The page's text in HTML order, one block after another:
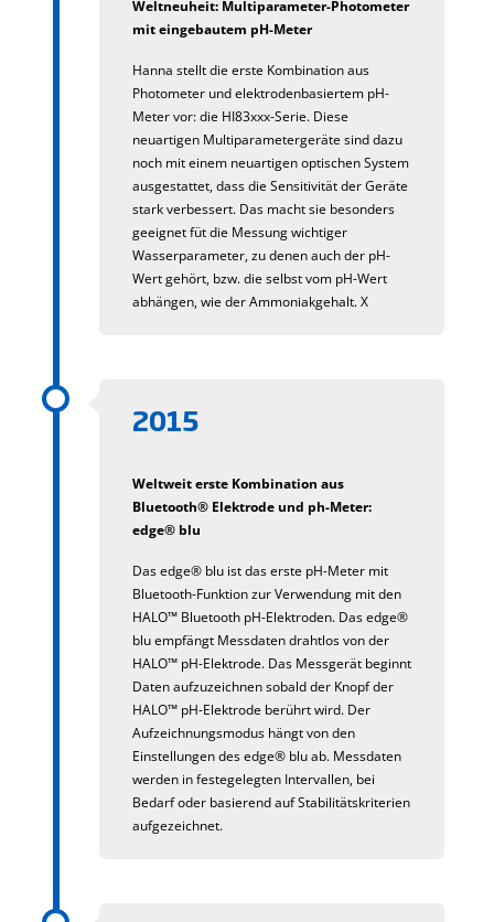
Weltneuheit: Multiparameter-Photometer
mit eingebautem pH-Meter
Hanna stellt die erste Kombination aus
Photometer und elektrodenbasiertem pH-
Meter vor: die HI83xxx-Serie. Diese
neuartigen Multiparametergeräte sind dazu
noch mit einem neuartigen optischen System
ausgestattet, dass die Sensitivität der Geräte
stark verbessert. Das macht sie besonders
geeignet füt die Messung wichtiger
Wasserparameter, zu denen auch der pH-
Wert gehört, bzw. die selbst vom pH-Wert
abhängen, wie der Ammoniakgehalt. X
2015
Weltweit erste Kombination aus
Bluetooth® Elektrode und ph-Meter:
edge® blu
Das edge® blu ist das erste pH-Meter mit
Bluetooth-Funktion zur Verwendung mit den
HALO™ Bluetooth pH-Elektroden. Das edge®
blu empfängt Messdaten drahtlos von der
HALO™ pH-Elektrode. Das Messgerät beginnt
Daten aufzuzeichnen sobald der Knopf der
HALO™ pH-Elektrode berührt wird. Der
Aufzeichnungsmodus hängt von den
Einstellungen des edge® blu ab. Messdaten
werden in festegelegten Intervallen, bei
Bedarf oder basierend auf Stabilitätskriterien
aufgezeichnet.